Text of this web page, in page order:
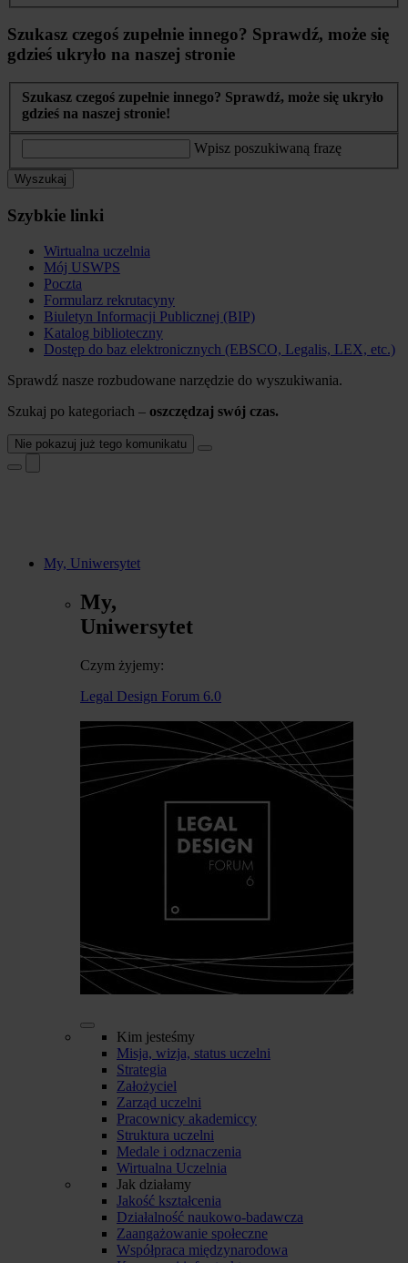
Szukasz czegoś zupełnie innego? Sprawdź, może się
gdzieś ukryło na naszej stronie
Szukasz czegoś zupełnie innego? Sprawdź, może się ukryło
gdzieś na naszej stronie!
Wpisz poszukiwaną frazę
Wyszukaj
Szybkie linki
Wirtualna uczelnia
Mój USWPS
Poczta
Formularz rekrutacyny
Biuletyn Informacji Publicznej (BIP)
Katalog biblioteczny
Dostęp do baz elektronicznych (EBSCO, Legalis, LEX, etc.)
Sprawdź nasze rozbudowane narzędzie do wyszukiwania.
Szukaj po kategoriach – oszczędzaj swój czas.
Nie pokazuj już tego komunikatu
My, Uniwersytet
My,
Uniwersytet
Czym żyjemy:
Legal Design Forum 6.0
Kim jesteśmy
Misja, wizja, status uczelni
Strategia
Założyciel
Zarząd uczelni
Pracownicy akademiccy
Struktura uczelni
Medale i odznaczenia
Wirtualna Uczelnia
Jak działamy
Jakość kształcenia
Działalność naukowo-badawcza
Zaangażowanie społeczne
Współpraca międzynarodowa